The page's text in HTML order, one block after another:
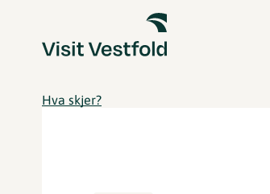
Hva skjer?